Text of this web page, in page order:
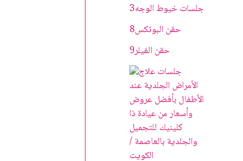
جلسات خيوط الوجه3
حقن البوتکس8
حقن الفيلر9